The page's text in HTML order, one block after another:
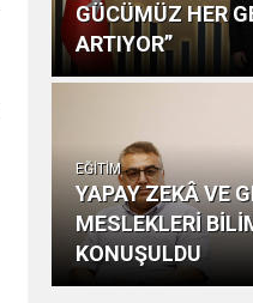
GÜCÜMÜZ HER
ARTIYOR”
EĞİTİM
YAPAY ZEKÂ VE
MESLEKLERİ
KONUŞULDU